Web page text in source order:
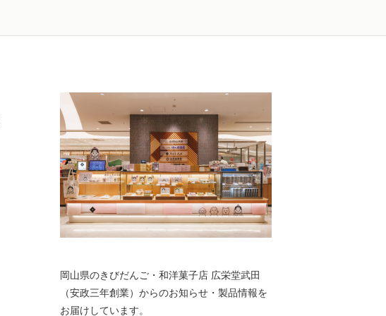
岡山県のきびだんご・和洋菓子店 広栄堂武田
（安政三年創業）からのお知らせ・製品情報を
お届けしています。